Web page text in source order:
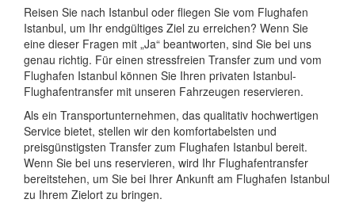
Reisen Sie nach Istanbul oder fliegen Sie vom Flughafen
Istanbul, um Ihr endgültiges Ziel zu erreichen? Wenn Sie
eine dieser Fragen mit „Ja“ beantworten, sind Sie bei uns
genau richtig. Für einen stressfreien Transfer zum und vom
Flughafen Istanbul können Sie Ihren privaten Istanbul-
Flughafentransfer mit unseren Fahrzeugen reservieren.
Als ein Transportunternehmen, das qualitativ hochwertigen
Service bietet, stellen wir den komfortabelsten und
preisgünstigsten Transfer zum Flughafen Istanbul bereit.
Wenn Sie bei uns reservieren, wird Ihr Flughafentransfer
bereitstehen, um Sie bei Ihrer Ankunft am Flughafen Istanbul
zu Ihrem Zielort zu bringen.